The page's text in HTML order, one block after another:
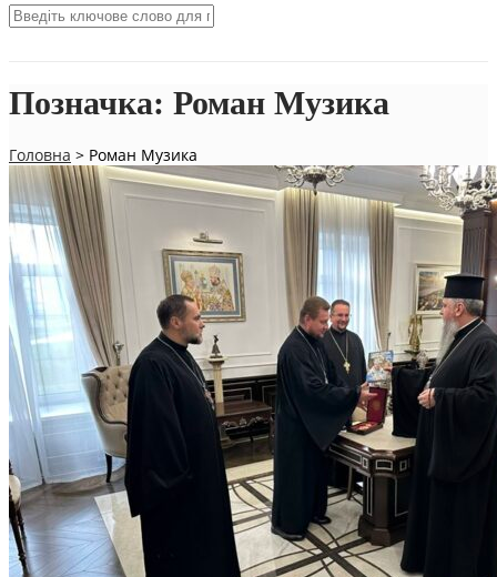
Позначка: Роман Музика
Головна > Роман Музика